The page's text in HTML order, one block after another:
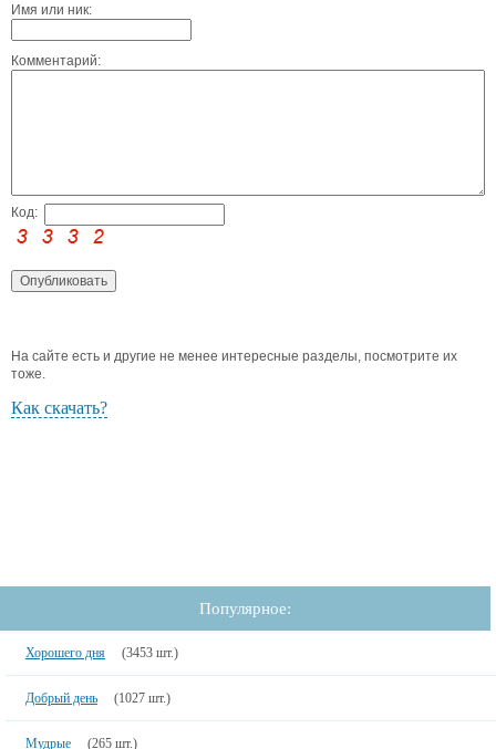
Имя или ник:
Комментарий:
Код:
На сайте есть и другие не менее интересные разделы, посмотрите их
тоже.
Как скачать?
Популярное:
Хорошего дня (3453 шт.)
Добрый день (1027 шт.)
Мудрые (265 шт.)